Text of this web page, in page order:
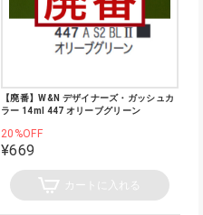
【廃番】W&N デザイナーズ・ガッシュカ
ラー 14ml 447 オリーブグリーン
20%OFF
¥669
カートに入れる